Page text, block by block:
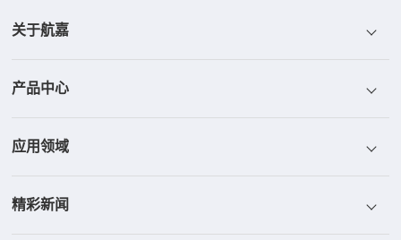
关于航嘉
航嘉介绍
航嘉荣誉
航嘉文化
产品中心
电源
散热器
应用领域
ICT
精彩新闻